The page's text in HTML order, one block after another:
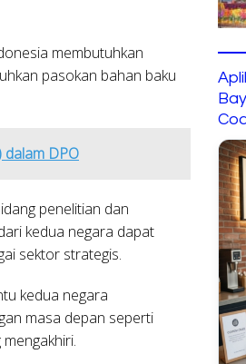
membutuhkan
pasokan bahan baku
DPO
penelitian dan
kedua negara dapat
sektor strategis.
kedua negara
masa depan seperti